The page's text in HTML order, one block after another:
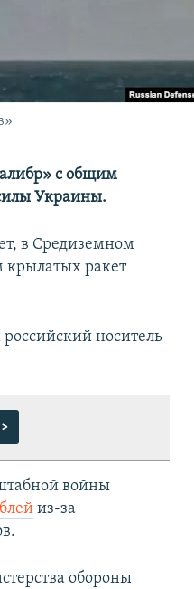
с общим
Украины.
в Средиземном
крылатых ракет
носитель
войны
из-за
обороны